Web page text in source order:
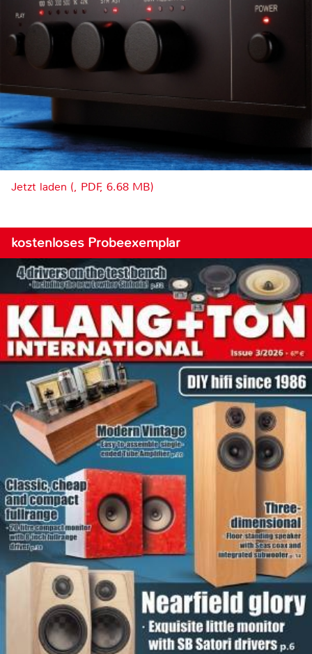
Jetzt laden (, PDF, 6.68 MB)
kostenloses Probeexemplar